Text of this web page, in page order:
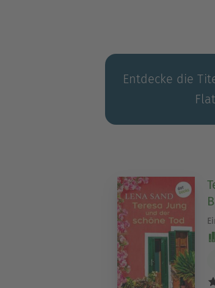
»Teresa Jung
Die ersten drei
Entdecke die